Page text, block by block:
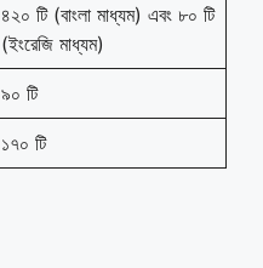
৪২০ টি (বাংলা মাধ্যম) এবং ৮০ টি
(ইংরেজি মাধ্যম)
৯০ টি
১৭০ টি